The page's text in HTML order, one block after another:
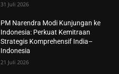
31 Juli 2026
PM Narendra Modi Kunjungan ke
Indonesia: Perkuat Kemitraan
Strategis Komprehensif India–
Indonesia
21 Juli 2026